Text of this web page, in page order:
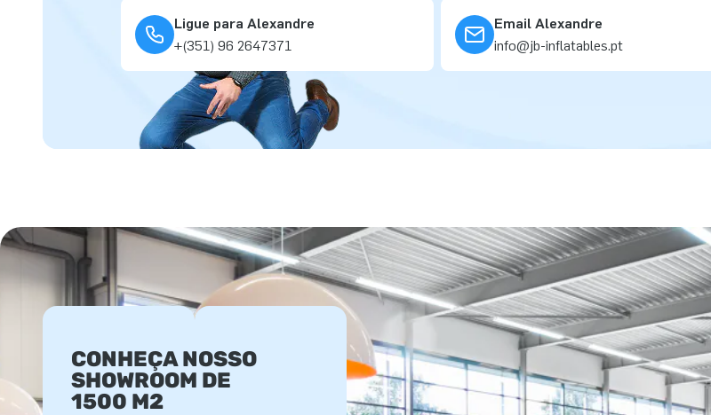
Ligue para Alexandre
+(351) 96 2647371
Email Alexandre
info@jb-inflatables.pt
CONHEÇA NOSSO
SHOWROOM DE
1500 M2